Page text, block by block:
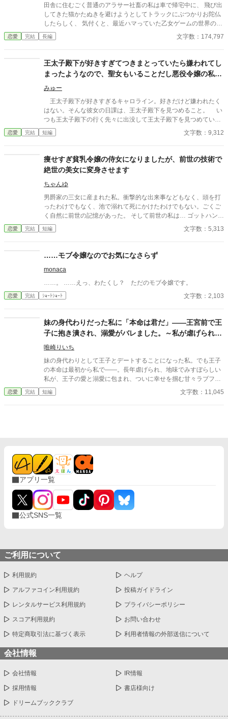
田舎に住むごく普通のアラサー社畜の私は車で帰宅中に、 飛び出
してきた猫かたぬきを避けようとしてトラックにぶつかりお陀仏
したらしく、 気付くと、最近ハマっていた乙女ゲームの世界の
『主人公の友達』に転生していたんだけど、 まぁ、友達でも二次
元女子高生になれたし、 推しキャラやイケメンキャラやイケオジ
し退け、 攻略対象キャラからモテまくる事態に・・・・ ちょ、
え、これどうしたらいいの！！！嬉しいけど！！！
恋愛 完結 長編 文字数：174,797
王太子殿下が好きすぎてつきまとっていたら嫌われてし
まったようなので、聖女もいることだし悪役令嬢の私は
退散することにしました。
みゅー
王太子殿下が好きすぎるキャロライン。好きだけど嫌われたく
はない。そんな彼女の日課は、王太子殿下を見つめること。 い
つも王太子殿下の行く先々に出没して王太子殿下を見つめていた
が、ついにそんな生活が終わるときが来る。 聖女が現れたの
だ。そして、さらにショックなことに、自分が乙女ゲームの世界
殿下に嫌われたくはないキャロラインは、王太子殿下の前から姿
を消すことにした。そんなお話です。 ちょっと切ないお話で
す。
恋愛 完結 短編 文字数：9,312
痩せすぎ貧乳令嬢の侍女になりましたが、前世の技術で
絶世の美女に変身させます
ちゃんゆ
男爵家の三女に産まれた私。衝撃的な出来事などもなく、頭を打
ったわけでもなく、池で溺れて死にかけたわけでもない。ごくご
く自然に前世の記憶があった。 そして前世の私は… ゴットハンド
と呼ばれるほどのエステティシャンだった。 とあるお屋敷へ呼ば
れて行くと、そこには細い細い風に飛ばされそうなお嬢様がい
で世界を変えますよ？ ＊＊＊＊＊＊＊＊＊＊＊＊＊＊＊＊＊＊＊
生しましたが、前世の技術で絶世の美女に変身させます』 『醜い
と蔑まれている令嬢の侍女になりましたが、前世の技術で絶世の
しんでいただけます。 前作も読んでいただけるともっと嬉しいで
恋愛 完結 短編 文字数：5,313
……モブ令嬢なのでお気になさらず
monaca
……。 ……えっ、わたくし？ ただのモブ令嬢です。
恋愛 完結 ｼｮｰﾄｼｮｰﾄ 文字数：2,103
妹の身代わりだった私に「本命は君だ」――王宮前で王
子に抱き潰され、溺愛がバレました。～私が虐げられる
きっかけになった少年が、私と王子を結び付
唯崎りいち
妹の身代わりとして王子とデートすることになった私。でも王子
の本命は最初から私で――。長年虐げられ、地味でみすぼらしい
私が、王子の愛と溺愛に包まれ、ついに幸せを掴む甘々ラブファ
ンタジー。妹や家族との誤解、影武者の存在も絡み、ハラハラと
胸キュンが止まらない物語。
恋愛 完結 短編 文字数：11,045
アプリ一覧
公式SNS一覧
ご利用について
利用規約 ヘルプ
アルファコイン利用規約 投稿ガイドライン
レンタルサービス利用規約 プライバシーポリシー
スコア利用規約 お問い合わせ
特定商取引法に基づく表示 利用者情報の外部送信について
会社情報
会社情報 IR情報
採用情報 書店様向け
ドリームブッククラブ